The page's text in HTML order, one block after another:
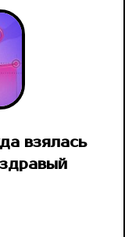
взялась